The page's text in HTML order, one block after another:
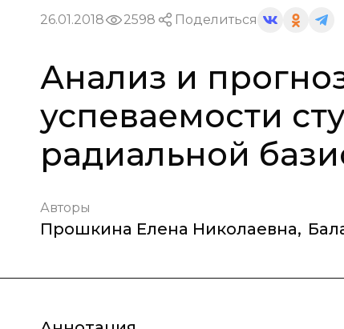
26.01.2018 2598 Поделиться
Анализ и
успеваемости
радиальной
Авторы
Прошкина Елена Николаевна,